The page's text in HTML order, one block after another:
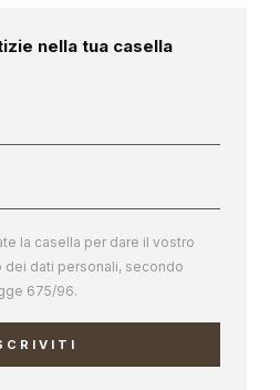
nella tua casella
la casella per dare il vostro
dei dati personali, secondo
675/96.